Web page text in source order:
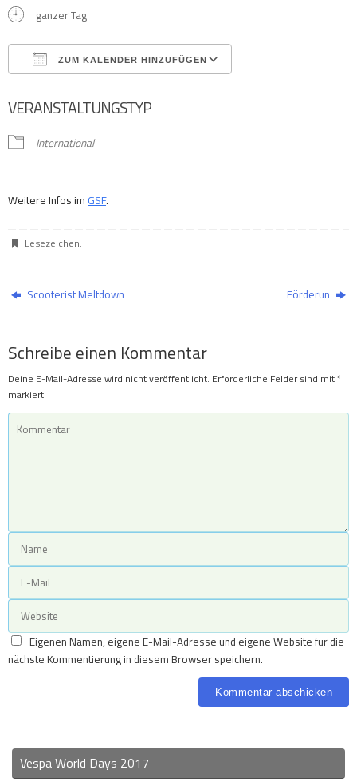
ganzer Tag
ZUM KALENDER HINZUFÜGEN
VERANSTALTUNGSTYP
International
Weitere Infos im GSF.
Lesezeichen.
Scooterist Meltdown Förderun
Schreibe einen Kommentar
Deine E-Mail-Adresse wird nicht veröffentlicht. Erforderliche Felder sind mit*
markiert
Eigenen Namen, eigene E-Mail-Adresse und eigene Website für die
nächste Kommentierung in diesem Browser speichern.
Vespa World Days 2017